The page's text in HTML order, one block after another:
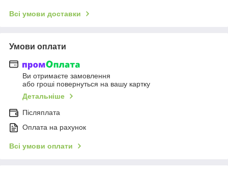
Всі умови доставки
Умови оплати
Ви отримаєте замовлення
або гроші повернуться на вашу картку
Детальніше
Післяплата
Оплата на рахунок
Всі умови оплати